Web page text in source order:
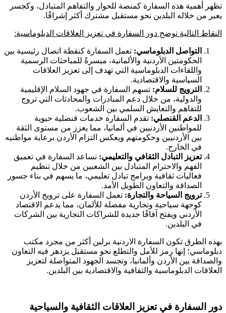
تظهر أهمية هذه السفارة كمنصة للحوار والتفاهم المتبادل، وكجسر
يعبر من خلاله البلدين نحو مستقبل مشترك أكثر إشراقًا.
النقاط التالية توضح دور السفارة في تعزيز العلاقات الدبلوماسية:
التواصل الدبلوماسي: تعمل السفارة كنقطة اتصال رئيسية بين
الحكومتين الأردنية والألمانية، ميسرةً للمباحثات الرسمية
واللقاءات الدبلوماسية التي تهدف إلى تعزيز العلاقات
السياسية والاقتصادية.
الترويج للسلام: تسهم السفارة في جهود السلام الإقليمية
والدولية، من خلال دعم المبادرات والمحادثات التي تروج
للتفاهم والتعايش السلمي بين الشعوب.
الدعم القنصلي: تقدم السفارة خدمات قنصلية حيوية
للمواطنين الأردنيين في ألمانيا، مما يعزز من مستوى الثقة
بين الأردنيين وحكومتهم ويعكس التزام الأردن برعاية مواطنيه
في الخارج.
تعزيز التبادل الثقافي والتعليمي: تساعد السفارة في تعميق
الفهم والاحترام المتبادل بين الشعبين من خلال تنظيم
فعاليات ثقافية وبرامج تبادل تعليمي، ما يسهم في بناء جسور
الصداقة والتعاون الطويل الأمد.
ترويج السياحة والتجارة: تعمل السفارة على ترويج الأردن
كوجهة سياحية وتجارية مفضلة للألمان، مما يدعم الاقتصاد
الأردني ويفتح آفاقًا جديدة للشراكات التجارية بين الشركات
في البلدين.
بهذه الطرق تكون السفارة الاردنية برلين أكثر من مجرد مكتب
دبلوماسي؛ إنها رمز للأمل والتطلع نحو مستقبل يزدهر فيه التعاون
والصداقة بين الأردن وألمانيا، وتجسد الجهود المتواصلة لتعزيز
العلاقات الدبلوماسية والثقافية والاقتصادية بين البلدين.
دور السفارة في تعزيز العلاقات الثقافية والسياحية